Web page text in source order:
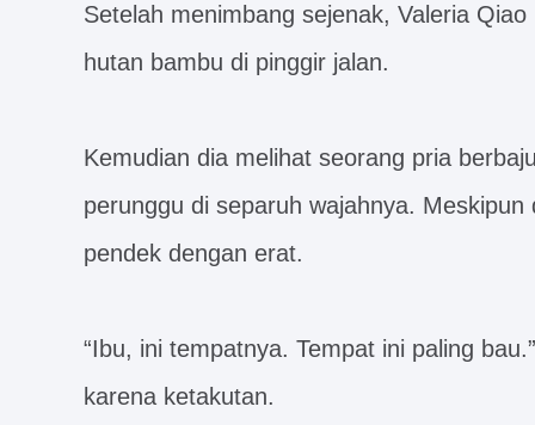
Setelah menimbang sejenak, Valeria
hutan bambu di pinggir jalan.
Kemudian dia melihat seorang pria
perunggu di separuh wajahnya.
pendek dengan erat.
“Ibu, ini tempatnya. Tempat ini paling
karena ketakutan.